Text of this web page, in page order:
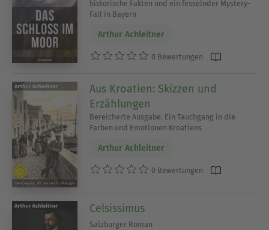
historische Fakten und ein fesselnder Mystery-
Fall in Bayern
Arthur Achleitner
0 Bewertungen
Aus Kroatien: Skizzen und
Erzählungen
Bereicherte Ausgabe. Ein Tauchgang in die
Farben und Emotionen Kroatiens
Arthur Achleitner
0 Bewertungen
Celsissimus
Salzburger Roman